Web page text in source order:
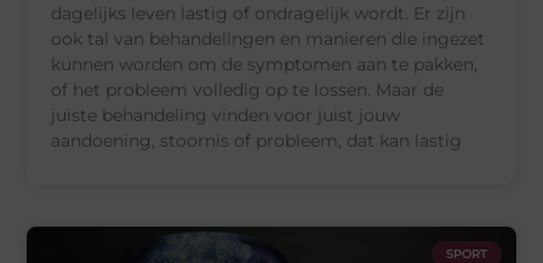
dagelijks leven lastig of ondragelijk wordt. Er zijn
ook tal van behandelingen en manieren die ingezet
kunnen worden om de symptomen aan te pakken,
of het probleem volledig op te lossen. Maar de
juiste behandeling vinden voor juist jouw
aandoening, stoornis of probleem, dat kan lastig
SPORT